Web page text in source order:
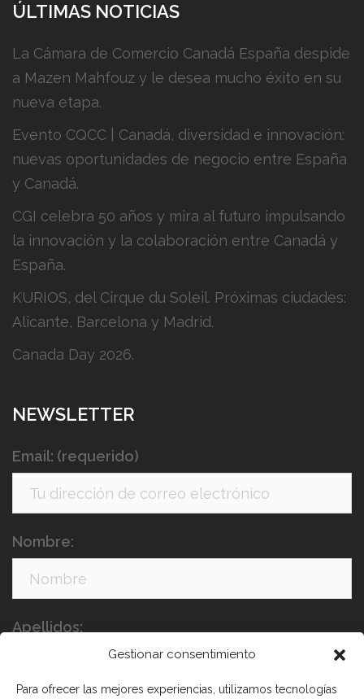
Gestionar consentimiento
Para ofrecer las mejores experiencias, utilizamos tecnologías
ÚLTIMAS NOTICIAS
La Cámara de Comercio Canadá España despide
a Mazen Mahfouz y le desea mucho éxito en su
nueva etapa.
Evento CQCC | Canadá, diversidad e innovación:
nuevas oportunidades de negocio entre España
y Canadá.
CGI celebra 50 años y mira al futuro impulsando
la innovación y la colaboración entre Canadá y
España.
KURIOS, del Cirque du Soleil. Próximas ciudades:
Alicante, Barcelona y Madrid.
Canada Day 2026.
NEWSLETTER
Email: (requerido)
Nombre:
Apellidos: